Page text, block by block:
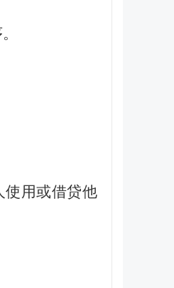
使用或借贷他